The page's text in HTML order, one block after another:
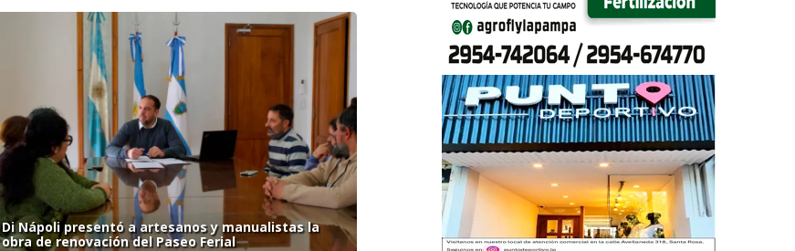
Di Nápoli presentó a artesanos y manualistas la
obra de renovación del Paseo Ferial